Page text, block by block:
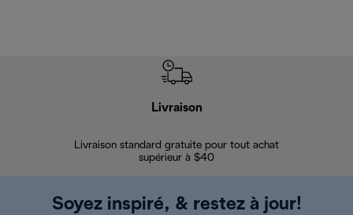
Livraison
Livraison standard gratuite pour tout achat
supérieur à $40
Soyez inspiré, & restez à jour!